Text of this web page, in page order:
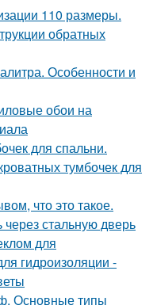
110 размеры.
обратных
Особенности и
обои на
для спальни.
тумбочек для
что это такое.
стальную дверь
для
гидроизоляции -
Основные типы